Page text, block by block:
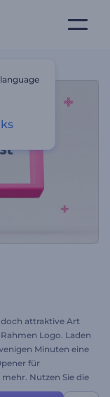
attraktive Art
Logo. Laden
Minuten eine
für
Nutzen Sie die